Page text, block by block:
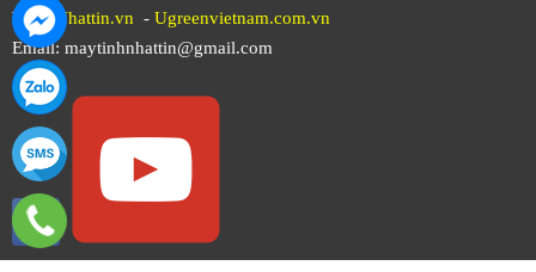
Web:Nhattin.vn - Ugreenvietnam.com.vn
Email: maytinhnhattin@gmail.com